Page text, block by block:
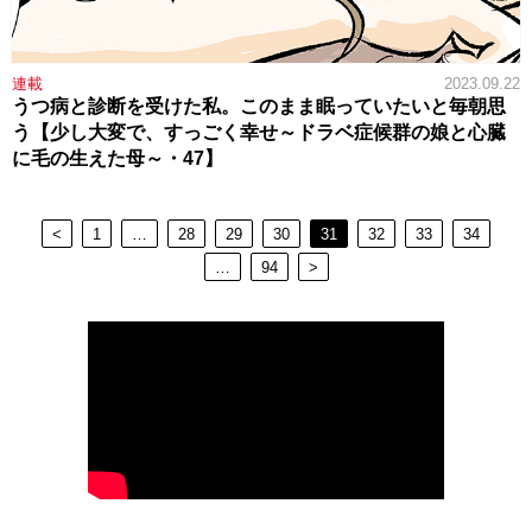
連載 2023.09.22
うつ病と診断を受けた私。このまま眠っていたいと毎朝思
う【少し大変で、すっごく幸せ～ドラベ症候群の娘と心臓
に毛の生えた母～・47】
< 1 28 29 30 31 32 33
34
94 >